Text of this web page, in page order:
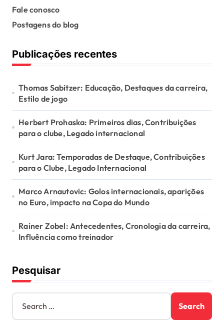
a
i
a
t
i
o
n
Fale conosco
Postagens do blog
Publicações recentes
Thomas Sabitzer: Educação, Destaques da carreira,
Estilo de jogo
Herbert Prohaska: Primeiros dias, Contribuições
para o clube, Legado internacional
Kurt Jara: Temporadas de Destaque, Contribuições
para o Clube, Legado Internacional
Marco Arnautovic: Golos internacionais, aparições
no Euro, impacto na Copa do Mundo
Rainer Zobel: Antecedentes, Cronologia da carreira,
Influência como treinador
Pesquisar
S
a